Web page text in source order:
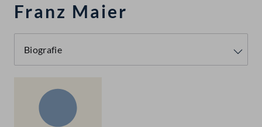
Franz Maier